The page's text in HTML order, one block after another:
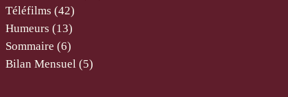
Téléfilms (42)
Humeurs (13)
Sommaire (6)
Bilan Mensuel (5)